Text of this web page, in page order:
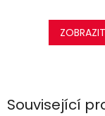
Související